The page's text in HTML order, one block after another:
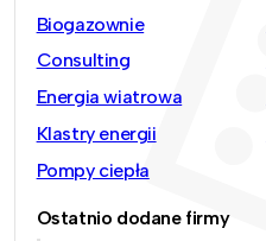
Biogazownie
Consulting
Energia wiatrowa
Klastry energii
Pompy ciepła
Ostatnio dodane firmy